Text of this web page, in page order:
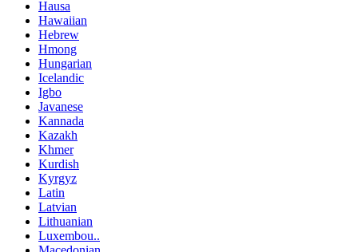
Hausa
Hawaiian
Hebrew
Hmong
Hungarian
Icelandic
Igbo
Javanese
Kannada
Kazakh
Khmer
Kurdish
Kyrgyz
Latin
Latvian
Lithuanian
Luxembou..